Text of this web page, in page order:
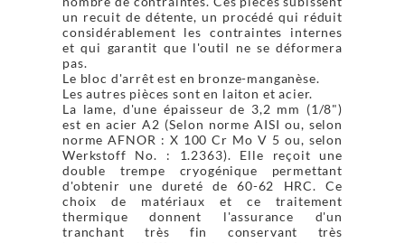
un recuit de détente, un procédé qui réduit
considérablement les contraintes internes
et qui garantit que l'outil ne se déformera
pas.
Le bloc d'arrêt est en bronze-manganèse.
Les autres pièces sont en laiton et acier.
La lame, d'une épaisseur de 3,2 mm (1/8")
est en acier A2 (Selon norme AISI ou, selon
norme AFNOR : X 100 Cr Mo V 5 ou, selon
Werkstoff No. : 1.2363). Elle reçoit une
double trempe cryogénique permettant
d'obtenir une dureté de 60-62 HRC. Ce
choix de matériaux et ce traitement
thermique donnent l'assurance d'un
tranchant très fin conservant très